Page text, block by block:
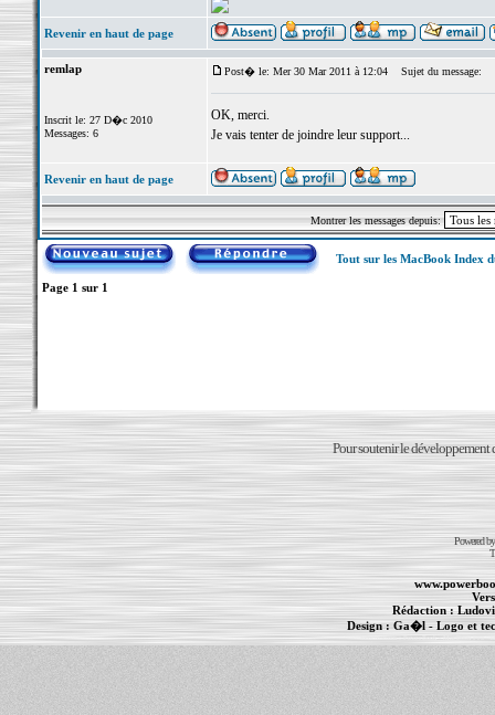
Revenir en haut de page
remlap
Inscrit le: 27 D�c 2010
Messages: 6
Post� le: Mer 30 Mar 2011 à 12:04 Sujet du message:
OK, merci.
Je vais tenter de joindre leur support...
Revenir en haut de page
Montrer les messages depuis:
Tout sur les MacBook Index
Page 1 sur 1
Pour soutenir le développement
Powered
Rédaction :
Design :Ga�l- Logo et
Informations : PowerBook-